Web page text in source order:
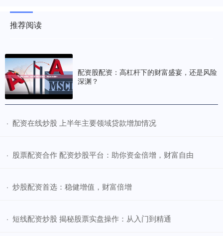
推荐阅读
配资股配资：高杠杆下的财富盛宴，还是风险
深渊？
· ​配资在线炒股 上半年主要领域贷款增加情况
· ​股票配资合作 配资炒股平台：助你资金倍增，财富自由
· ​炒股配资首选：稳健增值，财富倍增
· ​短线配资炒股 揭秘股票实盘操作：从入门到精通